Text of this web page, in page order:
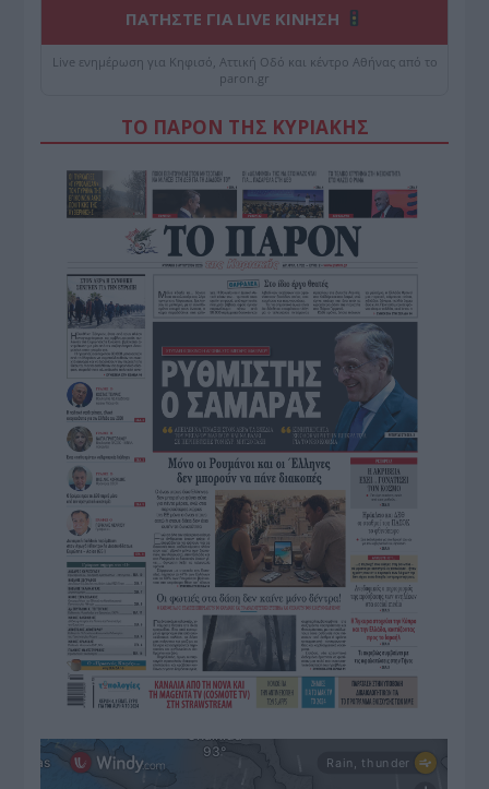
ΠΑΤΗΣΤΕ ΓΙΑ LIVE ΚΙΝΗΣΗ
Live ενημέρωση για Κηφισό, Αττική Οδό και κέντρο Αθήνας από το
paron.gr
ΤΟ ΠΑΡΟΝ ΤΗΣ ΚΥΡΙΑΚΗΣ